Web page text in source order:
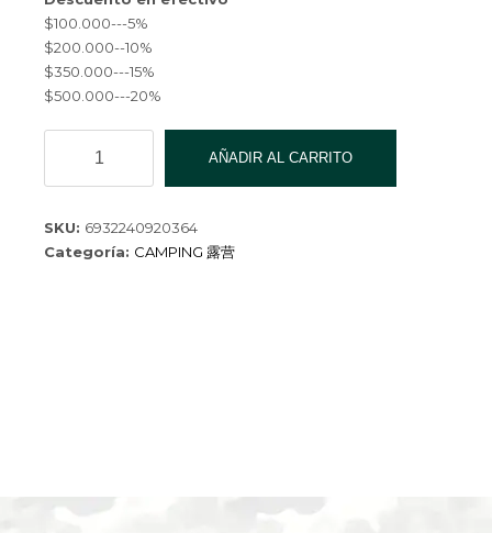
$100.000---5%
$200.000--10%
$350.000---15%
$500.000---20%
BOTELLA
034-
500
AÑADIR AL CARRITO
SKU: 6932240920364
Categoría: CAMPING 露营